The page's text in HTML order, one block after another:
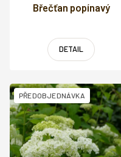
Břečťan popínavý
DETAIL
PŘEDOBJEDNÁVKA